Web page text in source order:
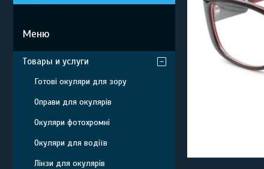
Товары и услуги
Готові окуляри для зору
Оправи для окулярів
Окуляри фотохромні
Окуляри для водіїв
Лінзи для окулярів